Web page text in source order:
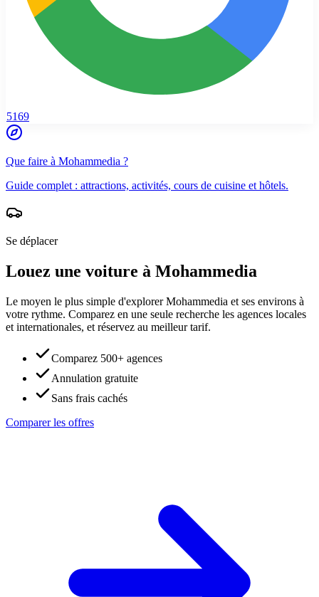
5169
Que faire à Mohammedia ?
Guide complet : attractions, activités, cours de cuisine et hôtels.
Se déplacer
Louez une voiture à Mohammedia
Le moyen le plus simple d'explorerMohammedia et ses environs à
votre rythme. Comparez en une seule recherche les agences locales
et internationales, et réservez au meilleur tarif.
Comparez 500+ agences
Annulation gratuite
Sans frais cachés
Comparer les offres